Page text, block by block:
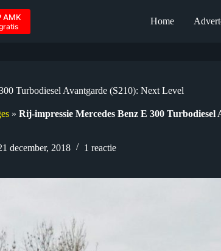
AMK Home
Turbodiesel Avantgarde (S210): Next Level
» Rij-impressie Mercedes Benz E 300 Turbodiesel
december, 2018 1 reactie